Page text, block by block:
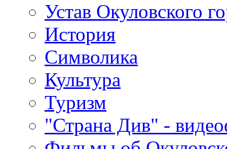
Устав Окуловского
История
Символика
Культура
Туризм
"Страна Див" -